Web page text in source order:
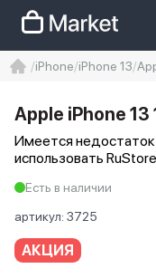
Iphone 14 pro max
iPhone iPhone 13
АКЦИЯ
Apple iPhone
Имеется недостаток
использовать RuStore
Есть в наличии
артикул: 3725